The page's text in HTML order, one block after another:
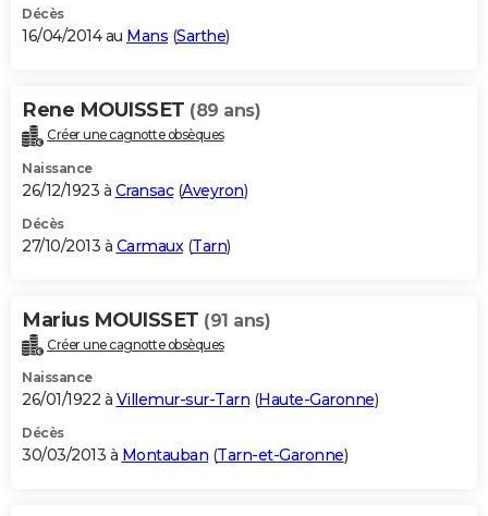
Décès
16/04/2014 au Mans (Sarthe)
Rene MOUISSET (89 ans)
Créer une cagnotte obsèques
Naissance
26/12/1923 à Cransac(Aveyron)
Décès
27/10/2013 à Carmaux (Tarn)
Marius MOUISSET (91 ans)
Créer une cagnotte obsèques
Naissance
26/01/1922 à Villemur-sur-Tarn (Haute-Garonne)
Décès
30/03/2013 à Montauban (Tarn-et-Garonne)